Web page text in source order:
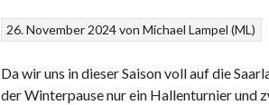
26. November 2024vonMichael Lampel (ML)
Da wir uns in dieser Saison voll auf die
der Winterpause nur ein Hallenturnier und